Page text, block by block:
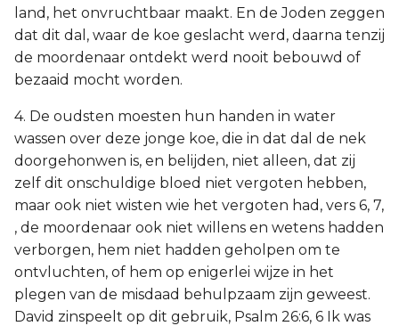
land, het onvruchtbaar maakt. En de Joden zeggen
dat dit dal, waar de koe geslacht werd, daarna tenzij
de moordenaar ontdekt werd nooit bebouwd of
bezaaid mocht worden.
4. De oudsten moesten hun handen in water
wassen over deze jonge koe, die in dat dal de nek
doorgehonwen is, en belijden, niet alleen, dat zij
zelf dit onschuldige bloed niet vergoten hebben,
maar ook niet wisten wie het vergoten had, vers 6, 7,
, de moordenaar ook niet willens en wetens hadden
verborgen, hem niet hadden geholpen om te
ontvluchten, of hem op enigerlei wijze in het
plegen van de misdaad behulpzaam zijn geweest.
David zinspeelt op dit gebruik, Psalm 26:6, 6 Ik was